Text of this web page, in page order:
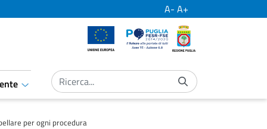
A- A+
Unione Europea Por Puglia
aret.open.submenu
per ogni procedura